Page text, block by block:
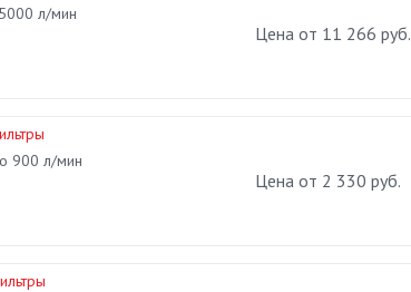
л/мин
Цена от 11 266 руб.
900 л/мин
Цена от 2 330 руб.